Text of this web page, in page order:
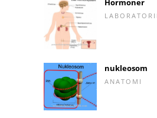
nukleosom
ANATOMI